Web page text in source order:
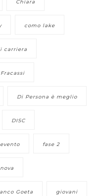
Chiara
como lake
carriera
Di Persona è meglio
DISC
evento fase 2
Goeta giovani